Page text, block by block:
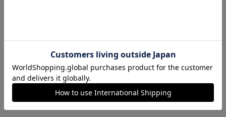
横浜FM
日常にもF・マリノスを！普段使いにオススメのアイ
テム！